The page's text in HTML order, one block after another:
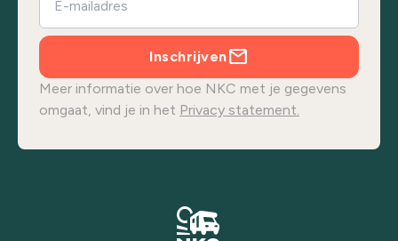
Inschrijven
Meer informatie over hoe NKC met je gegevens
omgaat, vind je in het Privacy statement.